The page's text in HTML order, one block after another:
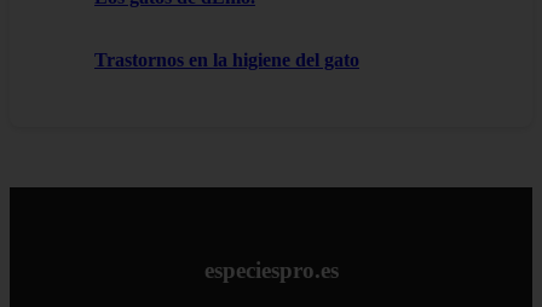
Trastornos en la higiene del gato
especiespro.es